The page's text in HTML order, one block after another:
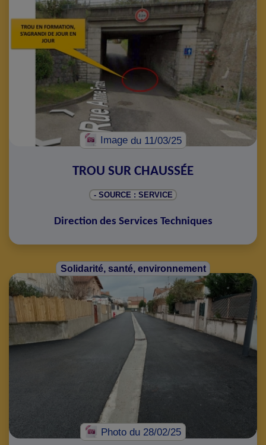
Image du 11/03/25
TROU SUR CHAUSSÉE
- SOURCE : SERVICE
Direction des Services Techniques
Solidarité, santé, environnement
Photo du 28/02/25